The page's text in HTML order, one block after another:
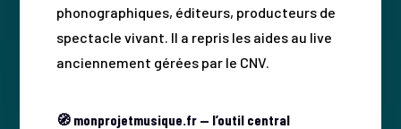
phonographiques, éditeurs, producteurs de
spectacle vivant. Il a repris les aides au live
anciennement gérées par le CNV.
🧭 monprojetmusique.fr — l’outil central